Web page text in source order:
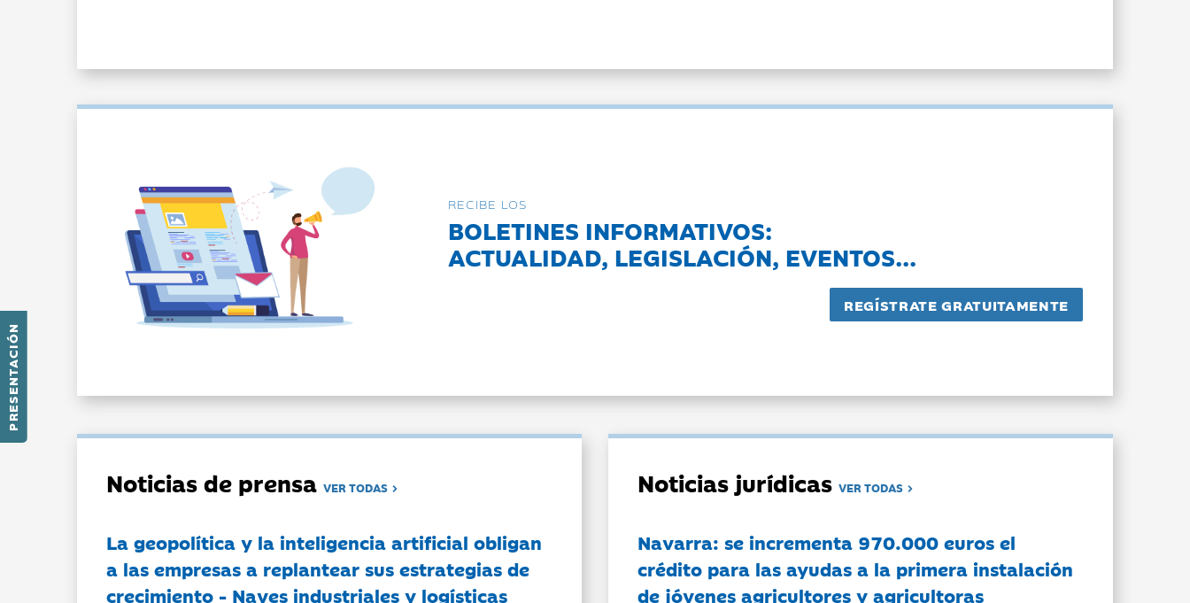
PRESENTACIÓN
RECIBE LOS
BOLETINES INFORMATIVOS:
ACTUALIDAD, LEGISLACIÓN, EVENTOS...
Noticias de prensaVER TODAS
La geopolítica y la inteligencia artificial obligan
a las empresas a replantear sus estrategias de
crecimiento - Naves industriales y logísticas
Noticias jurídicasVER TODAS
Navarra: se incrementa 970.000 euros el
crédito para las ayudas a la primera instalación
de jóvenes agricultores y agricultoras